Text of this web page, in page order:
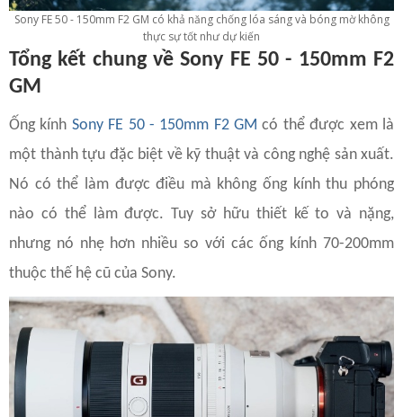
Sony FE 50 - 150mm F2 GM có khả năng chống lóa sáng và bóng mờ không
thực sự tốt như dự kiến
Tổng kết chung về Sony FE 50 - 150mm F2
GM
Ống kính Sony FE 50 - 150mm F2 GM có thể được xem là
một thành tựu đặc biệt về kỹ thuật và công nghệ sản xuất.
Nó có thể làm được điều mà không ống kính thu phóng
nào có thể làm được. Tuy sở hữu thiết kế to và nặng,
nhưng nó nhẹ hơn nhiều so với các ống kính 70-200mm
thuộc thế hệ cũ của Sony.